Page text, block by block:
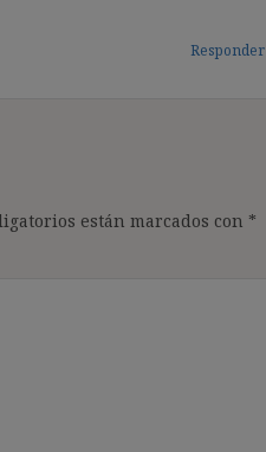
Responder
están marcados con *